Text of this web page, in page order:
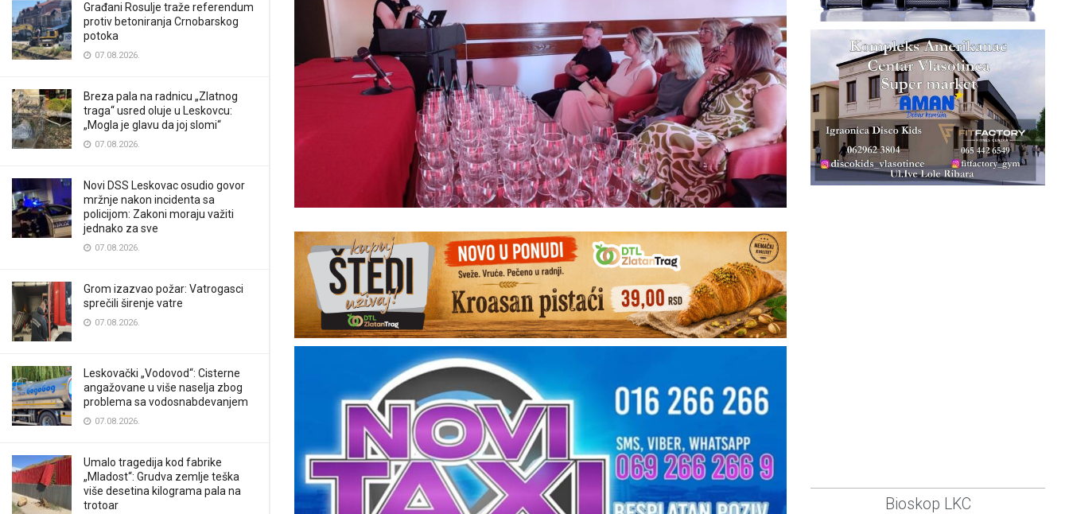
Građani Rosulje traže referendum
protiv betoniranja Crnobarskog
potoka
07.08.2026.
Breza pala na radnicu „Zlatnog
traga“ usred oluje u Leskovcu:
„Mogla je glavu da joj slomi“
07.08.2026.
Novi DSS Leskovac osudio govor
mržnje nakon incidenta sa
policijom: Zakoni moraju važiti
jednako za sve
07.08.2026.
Grom izazvao požar: Vatrogasci
sprečili širenje vatre
07.08.2026.
Leskovački „Vodovod“: Cisterne
angažovane u više naselja zbog
problema sa vodosnabdevanjem
07.08.2026.
Umalo tragedija kod fabrike
„Mladost“: Grudva zemlje teška
više desetina kilograma pala na
trotoar
Bioskop LKC